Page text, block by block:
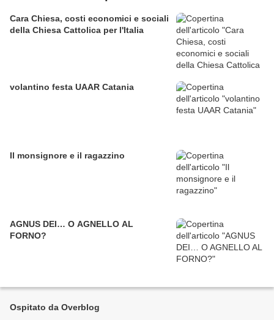
Cara Chiesa, costi economici e sociali
della Chiesa Cattolica per l'Italia
volantino festa UAAR Catania
Il monsignore e il ragazzino
AGNUS DEI… O AGNELLO AL
FORNO?
Ospitato da Overblog